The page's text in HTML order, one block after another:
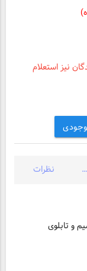
نیز استعلام
سایر محصولات شرکت نظرات
و تابلوی